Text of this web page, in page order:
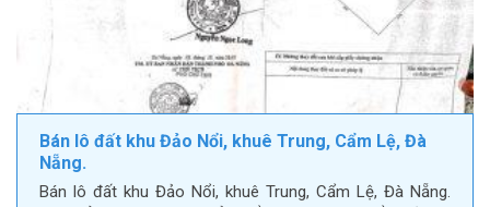
Bán lô đất khu Đảo Nổi, khuê Trung, Cẩm Lệ, Đà
Nẵng.
Bán lô đất khu Đảo Nổi, khuê Trung, Cẩm Lệ, Đà Nẵng.